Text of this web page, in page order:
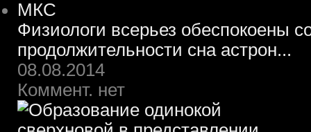
Физиологи всерьез обеспокоены
продолжительности сна астрон...
08.08.2014
Коммент. нет